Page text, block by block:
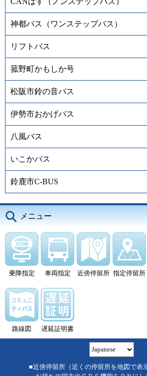
神都バス（ワンステップバス）
リフトバス
菰野町かもしか号
松阪市鈴の音バス
伊勢市おかげバス
八風バス
いこかバス
鈴鹿市C-BUS
メニュー
乗降指定 車両指定 近傍停留所 指定停留所
路線図 遅延証明書
■近傍停留所（近くの停留所を地図で表